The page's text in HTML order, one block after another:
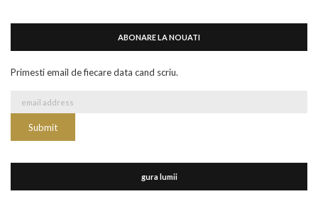
ABONARE LA NOUATI
Primesti email de fiecare data cand scriu.
gura lumii